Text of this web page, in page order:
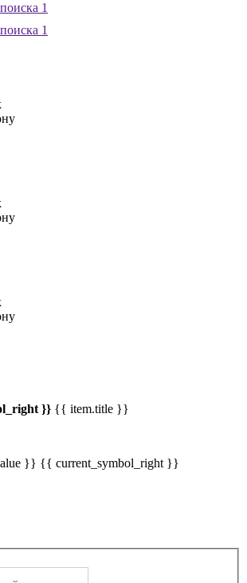
1
1
}} {{ item.title }}
}} {{ current_symbol_right }}